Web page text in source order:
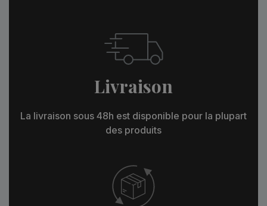
Livraison
La livraison sous 48h est disponible pour la plupart
des produits